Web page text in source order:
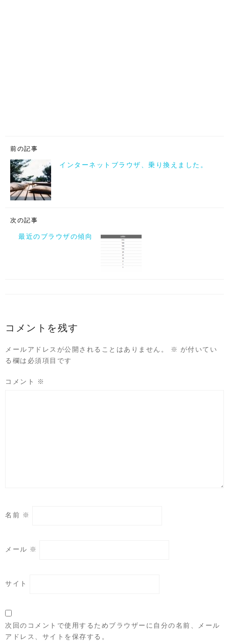
前の記事
インターネットブラウザ、乗り換えました。
次の記事
最近のブラウザの傾向
コメントを残す
メールアドレスが公開されることはありません。 ※
が付いてい
る欄は必須項目です
コメント ※
名前 ※
メール ※
サイト
次回のコメントで使用するためブラウザーに自分の名前、メール
アドレス、サイトを保存する。